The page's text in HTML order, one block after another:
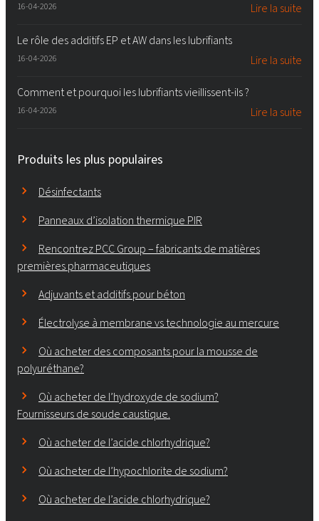
16-04-2026 Lire la suite
Le rôle des additifs EP et AW dans les lubrifiants
16-04-2026 Lire la suite
Comment et pourquoi les lubrifiants vieillissent-ils ?
16-04-2026 Lire la suite
Produits les plus populaires
Désinfectants
Panneaux d’isolation thermique PIR
Rencontrez PCC Group – fabricants de matières
premières pharmaceutiques
Adjuvants et additifs pour béton
Électrolyse à membrane vs technologie au mercure
Où acheter des composants pour la mousse de
polyuréthane?
Où acheter de l’hydroxyde de sodium?
Fournisseurs de soude caustique.
Où acheter de l’acide chlorhydrique?
Où acheter de l’hypochlorite de sodium?
Où acheter de l’acide chlorhydrique?